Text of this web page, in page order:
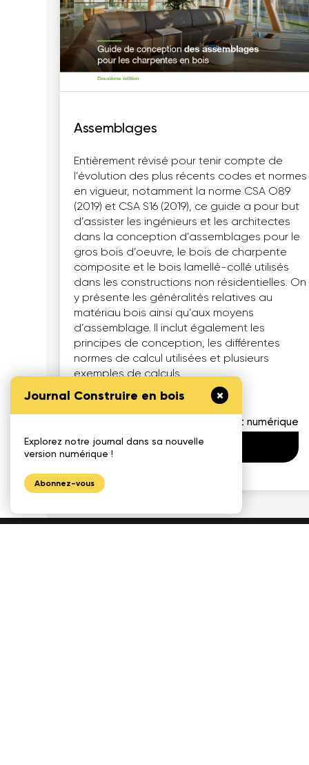
Journal Construire en bois
Explorez notre journal dans sa nouvelle
version numérique !
Abonnez-vous
Assemblages
Entièrement révisé pour tenir compte de
l’évolution des plus récents codes et normes
en vigueur, notamment la norme CSA O89
(2019) et CSA S16 (2019), ce guide a pour but
d’assister les ingénieurs et les architectes
dans la conception d’assemblages pour le
gros bois d’oeuvre, le bois de charpente
composite et le bois lamellé-collé utilisés
dans les constructions non résidentielles. On
y présente les généralités relatives au
matériau bois ainsi qu’aux moyens
d’assemblage. Il inclut également les
principes de conception, les différentes
normes de calcul utilisées et plusieurs
exemples de calculs.
Format numérique
Télécharger